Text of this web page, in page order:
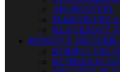
AKORDEÓNY
KLÁVESOVÉ
PÓDIOVÁ
KOMPLETNÉ